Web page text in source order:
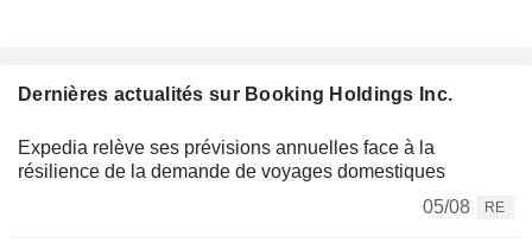
Dernières actualités sur Booking Holdings Inc.
Expedia relève ses prévisions annuelles face à la
résilience de la demande de voyages domestiques
05/08
RE